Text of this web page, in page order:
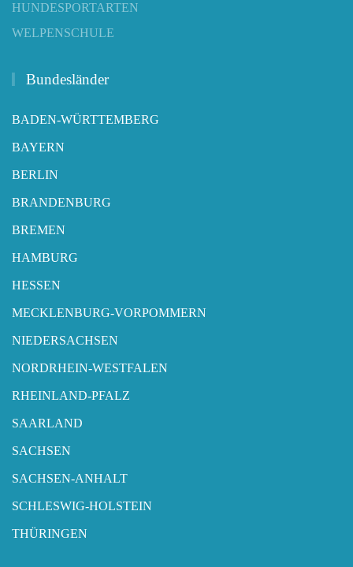
HUNDESPORTARTEN
WELPENSCHULE
Bundesländer
BADEN-WÜRTTEMBERG
BAYERN
BERLIN
BRANDENBURG
BREMEN
HAMBURG
HESSEN
MECKLENBURG-VORPOMMERN
NIEDERSACHSEN
NORDRHEIN-WESTFALEN
RHEINLAND-PFALZ
SAARLAND
SACHSEN
SACHSEN-ANHALT
SCHLESWIG-HOLSTEIN
THÜRINGEN